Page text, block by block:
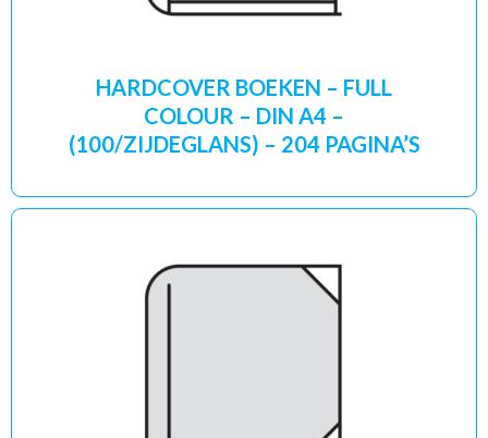
HARDCOVER BOEKEN – FULL
COLOUR – DIN A4 –
(100/ZIJDEGLANS) – 204 PAGINA’S